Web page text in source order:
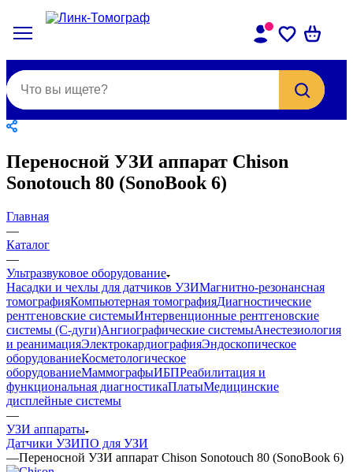
Переносной УЗИ аппарат Chison
Sonotouch 80 (SonoBook 6)
Главная
—
Каталог
—
Ультразвуковое оборудование
Насадки и чехлы для датчиков УЗИМагнитно-резонансная
томографияКомпьютерная томографияДиагностические
рентгеновские системыИнтервенционные рентгеновские
системы (С-дуги)Ангиографические системыАнестезиология
и реанимацияЭлектрокардиографияЭндоскопическое
оборудованиеКосметологическое
оборудованиеМаммографыИБПРеабилитация и
функциональная диагностикаПлатыМедицинские
дисплейные системы
—
УЗИ аппараты
Датчики УЗИПО для УЗИ
—Переносной УЗИ аппарат Chison Sonotouch 80 (SonoBook 6)